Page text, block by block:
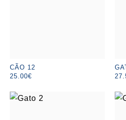
CÃO 12
25.00€